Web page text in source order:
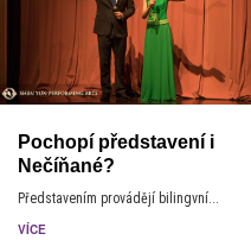
Pochopí představení i
Nečíňané?
Představením provádějí bilingvní...
VÍCE